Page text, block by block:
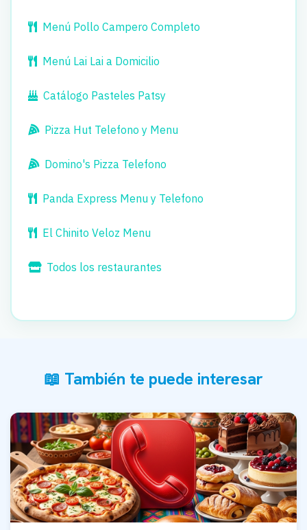
Menú Pollo Campero Completo
Menú Lai Lai a Domicilio
Catálogo Pasteles Patsy
Pizza Hut Telefono y Menu
Domino's Pizza Telefono
Panda Express Menu y Telefono
El Chinito Veloz Menu
Todos los restaurantes
📖 También te puede interesar